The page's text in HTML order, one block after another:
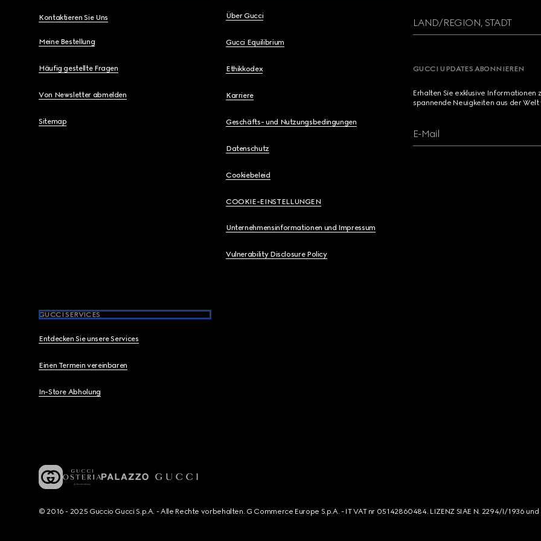
Kontaktieren Sie Uns
Meine Bestellung
Häufig gestellte Fragen
Von Newsletter abmelden
Sitemap
Über Gucci
Gucci Equilibrium
Ethikkodex
Karriere
Geschäfts- und Nutzungsbedingungen
Datenschutz
Cookiebeleid
COOKIE-EINSTELLUNGEN
Unternehmensinformationen und Impressum
Vulnerability Disclosure Policy
GUCCI SERVICES
Entdecken Sie unsere Services
Einen Termein vereinbaren
In-Store Abholung
LAND/REGION, STADT
GUCCI UPDATES ABONNIEREN
Erhalten Sie exklusive
spannende Neuigkeiten aus der Welt
E-Mail
© 2016 - 2025 Guccio Gucci S.p.A. - Alle Rechte vorbehalten. G Commerce Europe S.p.A. - IT VAT nr 05142860484. LIZENZ SIAE N. 2294/I/1936